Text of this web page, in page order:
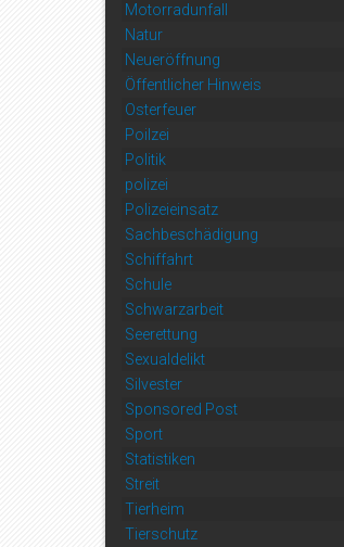
Motorradunfall
Natur
Neueröffnung
Öffentlicher Hinweis
Osterfeuer
Poilzei
Politik
polizei
Polizeieinsatz
Sachbeschädigung
Schiffahrt
Schule
Schwarzarbeit
Seerettung
Sexualdelikt
Silvester
Sponsored Post
Sport
Statistiken
Streit
Tierheim
Tierschutz